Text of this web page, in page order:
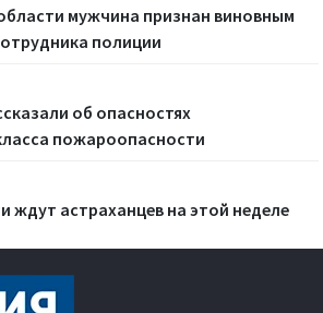
мужчина признан виновным
полиции
об опасностях
пожароопасности
ждут астраханцев на этой неделе